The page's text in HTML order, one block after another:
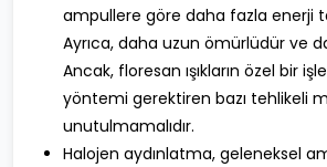
ampullere göre daha fazla enerji
Ayrıca, daha uzun ömürlüdür ve
Ancak, floresan ışıkların özel bir
yöntemi gerektiren bazı tehlikeli
unutulmamalıdır.
Halojen aydınlatma, geleneksel